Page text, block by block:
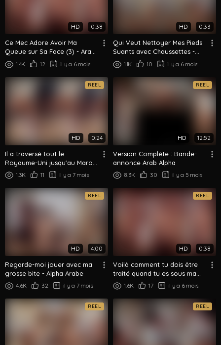
HD 0:38
Ce Mec Adore Avoir Ma
Queue sur Sa Face (3) - Arab
Alpha1.4K 12 il y a 6 mois
HD 0:33
Qui Veut Nettoyer Mes Pieds
Suants avec Chaussettes -
Arab Alpha
1.1K 10 il y a 6 mois
REEL
HD 0:24
Il a traversé tout le
Royaume-Uni jusqu'au Maroc
juste pour me lécher les pieds
- ...
1.3K 11 il y a 7 mois
REEL
HD 12:52
Version Complète : Bande-
annonce Arab Alpha
8.3K 30 il y a 5 mois
REEL
HD 4:00
Regarde-moi jouer avec ma
grosse bite - Alpha Arabe
4.6K 32 il y a 7 mois
REEL
HD 0:38
Voilà comment tu dois être
traité quand tu es sous ma
supériorité (3) - Alpha arabe
1.6K 17 il y a 6 mois
REEL REEL